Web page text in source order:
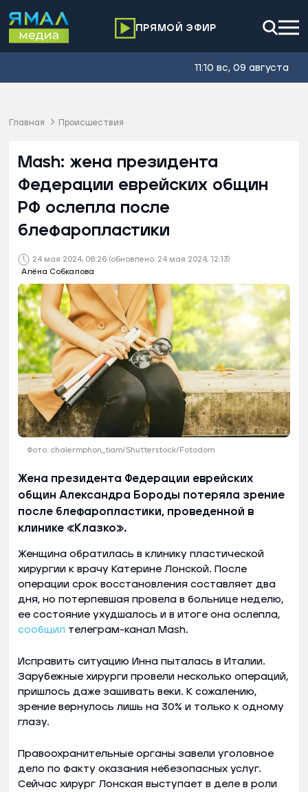
ПРЯМОЙ ЭФИР
11:10 вс, 09 августа
Главная Происшествия
24 мая 2024, 08:26 (обновлено: 24 мая 2024, 12:13)
Алёна Собкалова
Mash: жена президента
Федерации еврейских общин
РФ ослепла после
блефаропластики
Фото: chalermphon_tiam/Shutterstock/Fotodom
Жена президента Федерации еврейских
общин Александра Бороды потеряла зрение
после блефаропластики, проведенной в
клинике «Клазко».
Женщина обратилась в клинику пластической
хирургии к врачу Катерине Лонской. После
операции срок восстановления составляет два
дня, но потерпевшая провела в больнице неделю,
ее состояние ухудшалось и в итоге она ослепла,
сообщил телеграм-канал Mash.
Исправить ситуацию Инна пыталась в Италии.
Зарубежные хирурги провели несколько операций,
пришлось даже зашивать веки. К сожалению,
зрение вернулось лишь на 30% и только к одному
глазу.
Правоохранительные органы завели уголовное
дело по факту оказания небезопасных услуг.
Сейчас хирург Лонская выступает в деле в роли